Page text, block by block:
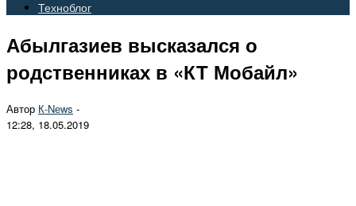
Техноблог
Абылгазиев высказался о
родственниках в «КТ Мобайл»
Автор К-Nеws -
12:28, 18.05.2019